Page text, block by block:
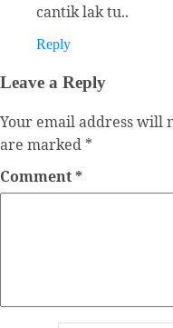
cantik lak tu..
Reply
Leave a Reply
Your email address will
are marked *
Comment*